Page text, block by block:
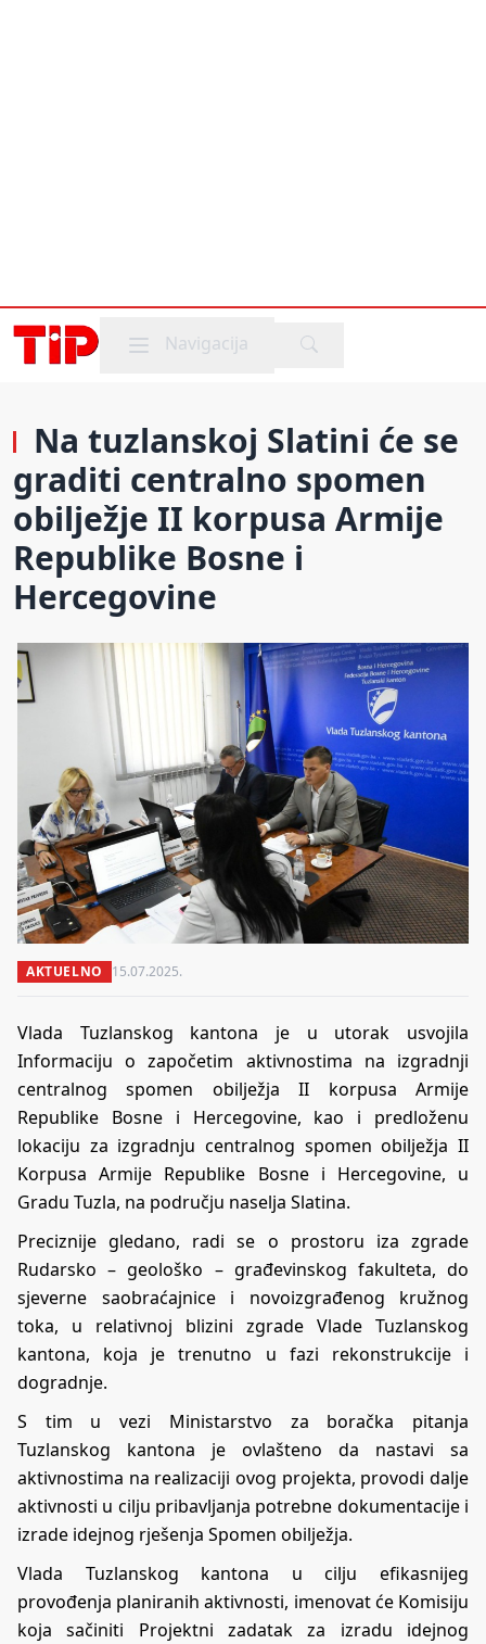
Mobile menu
Navigacija
Na tuzlanskoj Slatini će se
graditi centralno spomen
obilježje II korpusa Armije
Republike Bosne i
Hercegovine
AKTUELNO 15.07.2025.
Vlada Tuzlanskog kantona je u utorak usvojila
Informaciju o započetim aktivnostima na izgradnji
centralnog spomen obilježja II korpusa Armije
Republike Bosne i Hercegovine, kao i predloženu
lokaciju za izgradnju centralnog spomen obilježja II
Korpusa Armije Republike Bosne i Hercegovine, u
Gradu Tuzla, na području naselja Slatina.
Preciznije gledano, radi se o prostoru iza zgrade
Rudarsko – geološko – građevinskog fakulteta, do
sjeverne saobraćajnice i novoizgrađenog kružnog
toka, u relativnoj blizini zgrade Vlade Tuzlanskog
kantona, koja je trenutno u fazi rekonstrukcije i
dogradnje.
S tim u vezi Ministarstvo za boračka pitanja
Tuzlanskog kantona je ovlašteno da nastavi sa
aktivnostima na realizaciji ovog projekta, provodi dalje
aktivnosti u cilju pribavljanja potrebne dokumentacije i
izrade idejnog rješenja Spomen obilježja.
Vlada Tuzlanskog kantona u cilju efikasnijeg
provođenja planiranih aktivnosti, imenovat će Komisiju
koja sačiniti Projektni zadatak za izradu idejnog